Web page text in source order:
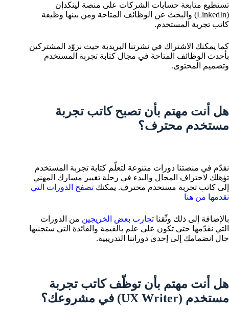
تستطيع متابعة حسابات الشركات على منصة لينكدإن
(LinkedIn) والبحث عن الوظائف المتاحة ومن بينها وظيفة
كاتب تجربة المستخدم.
كما يمكنك الاشتراك في نشرتنا البريدية حيث نزوّد المشتركين
بأحدث الوظائف المتاحة في مجال كتابة تجربة المستخدم
وتصميم المحتوى.
هل أنت مهتم بأن تصبح كاتب تجربة
مستخدم محترف؟
نقدّم في منصتنا دورات متنوعة لتعلّم كتابة تجربة المستخدم
تؤهلك لاحتراف المجال والبدء في رحلة تغيير مسارك المهني
إلى كاتب تجربة مستخدم محترف. يمكنك تصفح الدورات التي
نقدمها من هنا
بالإضافة إلى ذلك وثّقنا تجارب بعض الخريجين من الدورات
التي نقدّمها حتى تكون على علم بالقيمة والفائدة التي ستجنيها
حال انضمامك إلى إحدى دوراتنا التدريبية.
هل أنت مهتم بأن توظّف كاتب تجربة
مستخدم (UX Writer) في مشروعك؟